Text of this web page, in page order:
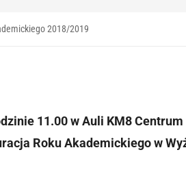
2018/2019
11.00 w Auli KM8
Roku Akademickiego w